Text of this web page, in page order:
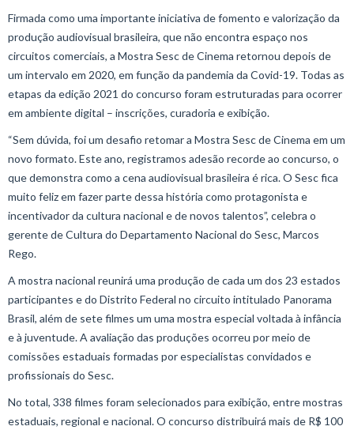
Firmada como uma importante iniciativa de fomento e valorização da
produção audiovisual brasileira, que não encontra espaço nos
circuitos comerciais, a Mostra Sesc de Cinema retornou depois de
um intervalo em 2020, em função da pandemia da Covid-19. Todas as
etapas da edição 2021 do concurso foram estruturadas para ocorrer
em ambiente digital – inscrições, curadoria e exibição.
“Sem dúvida, foi um desafio retomar a Mostra Sesc de Cinema em um
novo formato. Este ano, registramos adesão recorde ao concurso, o
que demonstra como a cena audiovisual brasileira é rica. O Sesc fica
muito feliz em fazer parte dessa história como protagonista e
incentivador da cultura nacional e de novos talentos”, celebra o
gerente de Cultura do Departamento Nacional do Sesc, Marcos
Rego.
A mostra nacional reunirá uma produção de cada um dos 23 estados
participantes e do Distrito Federal no circuito intitulado Panorama
Brasil, além de sete filmes um uma mostra especial voltada à infância
e à juventude. A avaliação das produções ocorreu por meio de
comissões estaduais formadas por especialistas convidados e
profissionais do Sesc.
No total, 338 filmes foram selecionados para exibição, entre mostras
estaduais, regional e nacional. O concurso distribuirá mais de R$ 100